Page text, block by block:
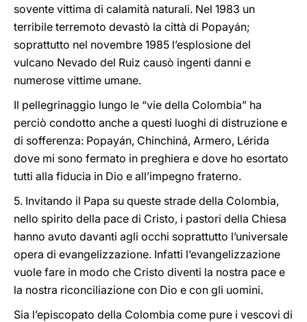
sovente vittima di calamità naturali. Nel 1983 un
terribile terremoto devastò la città di Popayán;
soprattutto nel novembre 1985 l’esplosione del
vulcano Nevado del Ruiz causò ingenti danni e
numerose vittime umane.
Il pellegrinaggio lungo le “vie della Colombia” ha
perciò condotto anche a questi luoghi di distruzione e
di sofferenza: Popayán, Chinchiná, Armero, Lérida
dove mi sono fermato in preghiera e dove ho esortato
tutti alla fiducia in Dio e all’impegno fraterno.
5. Invitando il Papa su queste strade della Colombia,
nello spirito della pace di Cristo, i pastori della Chiesa
hanno avuto davanti agli occhi soprattutto l’universale
opera di evangelizzazione. Infatti l’evangelizzazione
vuole fare in modo che Cristo diventi la nostra pace e
la nostra riconciliazione con Dio e con gli uomini.
Sia l’episcopato della Colombia come pure i vescovi di